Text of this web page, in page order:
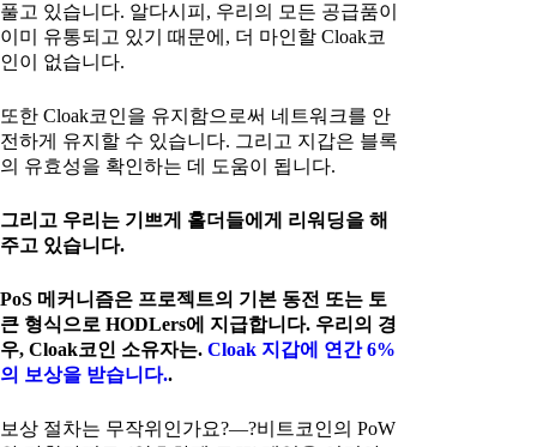
풀고 있습니다. 알다시피, 우리의 모든 공급품이
이미 유통되고 있기 때문에, 더 마인할 Cloak코
인이 없습니다.
또한 Cloak코인을 유지함으로써 네트워크를 안
전하게 유지할 수 있습니다. 그리고 지갑은 블록
의 유효성을 확인하는 데 도움이 됩니다.
그리고 우리는 기쁘게 홀더들에게 리워딩을 해
주고 있습니다.
PoS 메커니즘은 프로젝트의 기본 동전 또는 토
큰 형식으로 HODLers에 지급합니다. 우리의 경
우, Cloak코인 소유자는. Cloak 지갑에 연간 6%
의 보상을 받습니다..
보상 절차는 무작위인가요?—?비트코인의 PoW